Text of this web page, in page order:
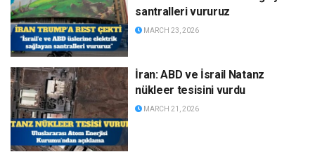
santralleri vururuz
MARCH 23, 2026
İran: ABD ve İsrail Natanz
nükleer tesisini vurdu
MARCH 21, 2026